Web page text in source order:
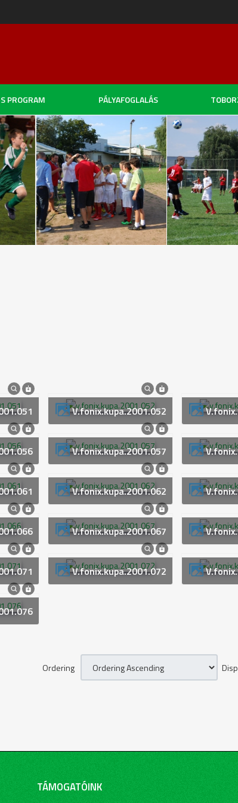
PROGRAM PÁLYAFOGLALÁS
v.fonix.kupa.2001.052
v.fonix.kupa.2001.057
v.fonix.kupa.2001.062
v.fonix.kupa.2001.067
v.fonix.kupa.2001.072
Ordering
TÁMOGATÓINK